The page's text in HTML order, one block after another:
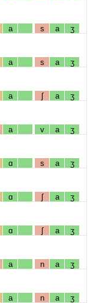
a s a ʒ
a s a ʒ
a ʃ a ʒ
a v a ʒ
ɑ s a ʒ
ɑ ʃ a ʒ
ɑ ʃ a ʒ
a n a ʒ
a n a ʒ